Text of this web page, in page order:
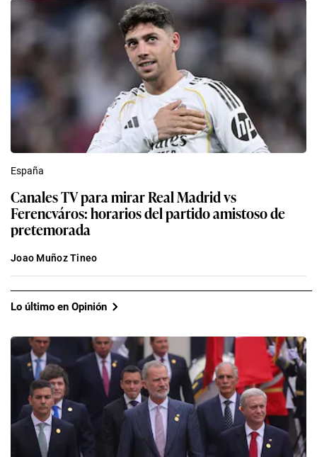
España
Canales TV para mirar Real Madrid vs
Ferencváros: horarios del partido amistoso de
pretemorada
Joao Muñoz Tineo
Lo último en Opinión